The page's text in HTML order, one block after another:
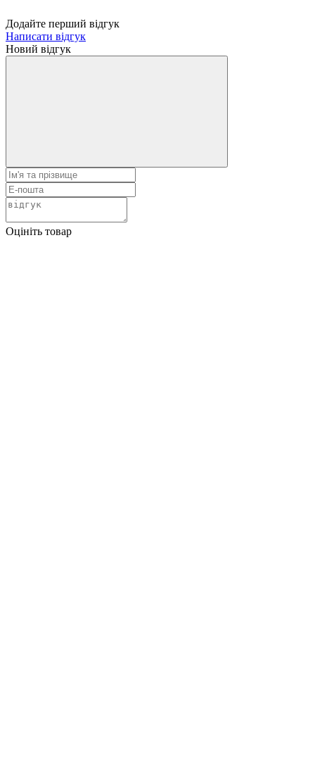
Додайте перший відгук
Написати відгук
Новий відгук
Оцініть товар